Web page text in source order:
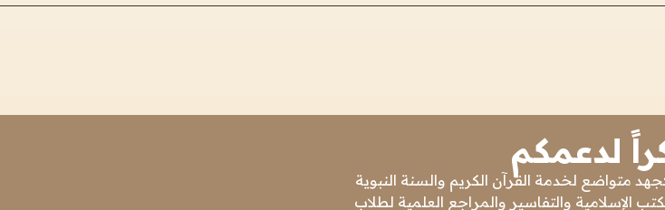
لدعمكم
متواضع لخدمة القرآن الكريم والسنة النبوية
الإسلامية والتفاسير والمراجع العلمية لطلاب